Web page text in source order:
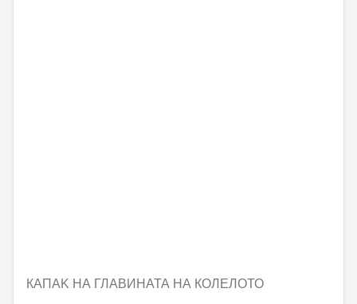
КАПАK НА ГЛАВИНАТА НА КОЛЕЛОТО